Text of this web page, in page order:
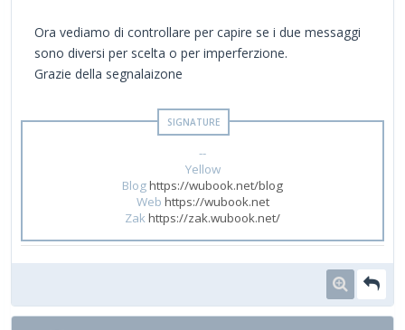
Ora vediamo di controllare per capire se i due messaggi
sono diversi per scelta o per imperferzione.
Grazie della segnalaizone
--
Yellow
Bloghttps://wubook.net/blog
Web https://wubook.net
Zakhttps://zak.wubook.net/